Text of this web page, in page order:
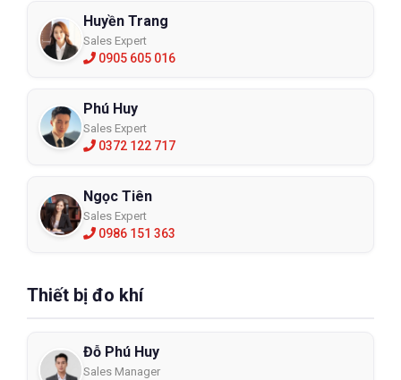
Huyền Trang
Sales Expert
0905 605 016
Phú Huy
Sales Expert
0372 122 717
Ngọc Tiên
Sales Expert
0986 151 363
Thiết bị đo khí
Đỗ Phú Huy
Sales Manager